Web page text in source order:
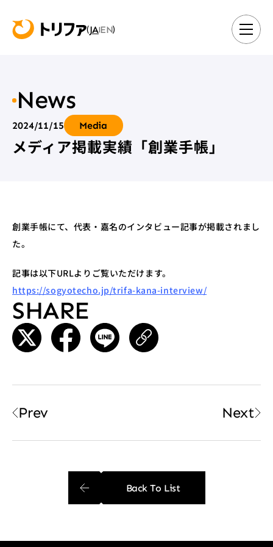
(JA|EN)
News
2024/11/15 Media
メディア掲載実績「創業手帳」
創業手帳にて、代表・嘉名のインタビュー記事が掲載されまし
た。
記事は以下URLよりご覧いただけます。
https://sogyotecho.jp/trifa-kana-interview/
SHARE
Prev Next
Back To List